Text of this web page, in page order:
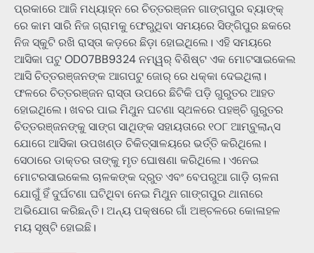
ପ୍ରକାରେ ଆଜି ମଧ୍ୟାହ୍ନ ରେ ଚିତ୍ତରଞ୍ଜନ ଗାଙ୍ଗପୁର ବ୍ୟାଙ୍କ୍
ରେ କାମ ସାରି ନିଜ ଗ୍ରାମକୁ ଫେରୁଥିବା ସମୟରେ ସିଙ୍ଗିପୁର ଛକରେ
ନିଜ ସ୍କୁଟି ରଖି ରାସ୍ତା କଡ଼ରେ ଛିଡ଼ା ହୋଇଥିଲେ। ଏହି ସମୟରେ
ଆସିକା ପଟୁ OD07BB9324 ନମ୍ୱର୍ ବିଶିଷ୍ଟ ଏକ ମୋଟସାଇକେଲ
ଆସି ଚିତ୍ତରଞ୍ଜନଙ୍କ ଆଗପଟୁ ଜୋର୍ ରେ ଧକ୍କା ଦେଇଥିଲା।
ଫଳରେ ଚିତ୍ତରଞ୍ଜନ ରାସ୍ତା ଉପରେ ଛିଟିକି ପଡ଼ି ଗୁରୁତର ଆହତ
ହୋଇଥିଲେ। ଖବର ପାଇ ମିଥୁନ ଘଟଣା ସ୍ଥଳରେ ପହଞ୍ଚି ଗୁରୁତର
ଚିତ୍ତରଞ୍ଜନଙ୍କୁ ସାଙ୍ଗ ସାଥିଙ୍କ ସହାୟତାରେ ୧୦୮ ଆମ୍ବୁଲାନ୍ସ
ଯୋଗେ ଆସିକା ଉପଖଣ୍ଡ ଚିକିତ୍ସାଳୟରେ ଭର୍ତ୍ତି କରିଥିଲେ।
ସେଠାରେ ଡାକ୍ତର ତାଙ୍କୁ ମୃତ ଘୋଷଣା କରିଥିଲେ। ଏନେଇ
ମୋଟରସାଇକେଲ ଚାଳକଙ୍କ ଦ୍ରୁତ ଏବଂ ବେପରୁଆ ଗାଡ଼ି ଚାଳନା
ଯୋଗୁଁ ହିଁ ଦୁର୍ଘଟଣା ଘଟିଥିବା ନେଇ ମିଥୁନ ଗାଙ୍ଗପୁର ଥାନାରେ
ଅଭିଯୋଗ କରିଛନ୍ତି। ଅନ୍ୟ ପକ୍ଷରେ ଗାଁ ଅଞ୍ଚଳରେ କୋଳାହଳ
ମୟ ସୃଷ୍ଟି ହୋଇଛି।